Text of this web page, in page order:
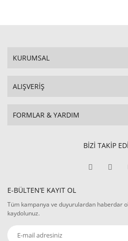
KURUMSAL
ALIŞVERİŞ
FORMLAR & YARDIM
BİZİ TAKİP
E-BÜLTEN’E KAYIT OL
Tüm kampanya ve duyurulardan haberdar
kaydolunuz.